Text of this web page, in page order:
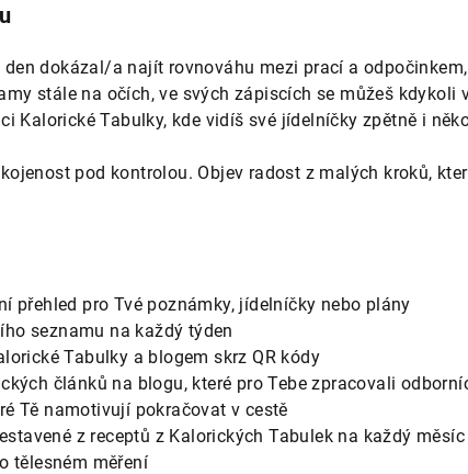
den dokázal/a najít rovnováhu mezi prací a
stále na očích, ve svých zápiscích se můžeš
Kalorické Tabulky, kde vidíš své jídelníčky zpětně i
pod kontrolou. Objev radost z malých kroků,
přehled pro Tvé poznámky, jídelníčky nebo plány
seznamu na každý týden
Tabulky a blogem skrz QR kódy
článků na blogu, které pro Tebe zpracovali
Tě namotivují pokračovat v cestě
z receptů z Kalorických Tabulek na každý měsíc
tělesném měření